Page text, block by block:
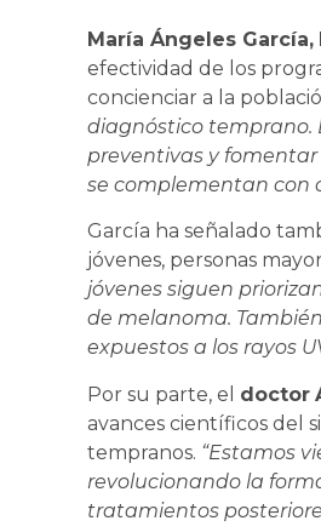
María Ángeles García,
efectividad de los
concienciar a la
diagnóstico temprano.
preventivas y
se complementan con
García ha señalado
jóvenes, personas
jóvenes siguen
de melanoma.
expuestos a los rayos
Por su parte, el doctor
avances científicos del
tempranos. “Estamos
revolucionando la
tratamientos